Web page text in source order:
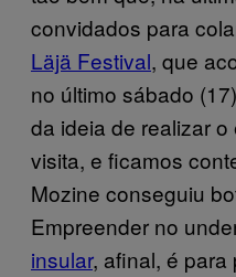
convidados para
Läjä Festival, que
no último sábado
da ideia de realizar
visita, e ficamos
Mozine conseguiu
Empreender no
insular, afinal, é para